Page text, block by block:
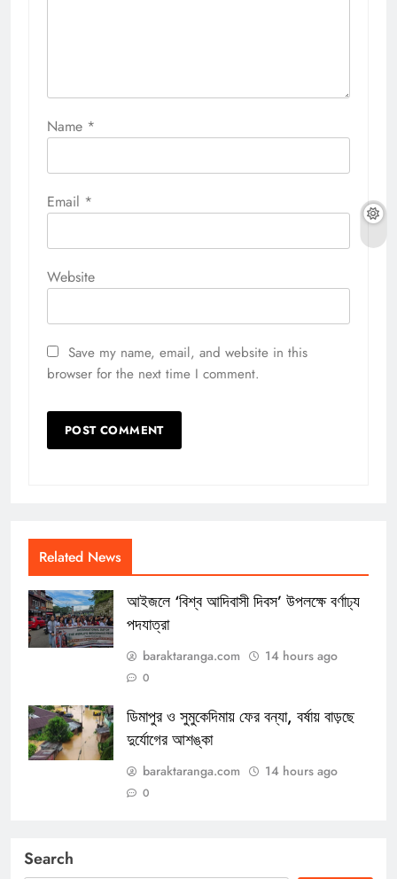
Name *
Email *
Website
Save my name, email, and website in this
browser for the next time I comment.
Related News
আইজলে ‘বিশ্ব আদিবাসী দিবস’ উপলক্ষে বর্ণাঢ্য
পদযাত্রা
baraktaranga.com 14 hours ago
0
ডিমাপুর ও সুমুকেদিমায় ফের বন্যা, বর্ষায় বাড়ছে
দুর্যোগের আশঙ্কা
baraktaranga.com 14 hours ago
0
Search